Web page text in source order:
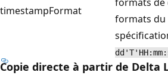
timestampFormat
formats du
Copie directe à partir de Delta